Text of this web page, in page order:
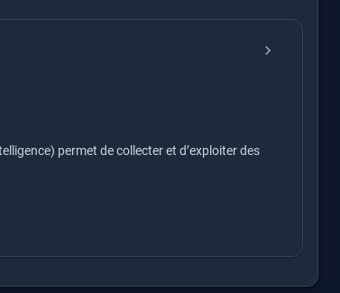
chevron_right
permet de collecter et d’exploiter des